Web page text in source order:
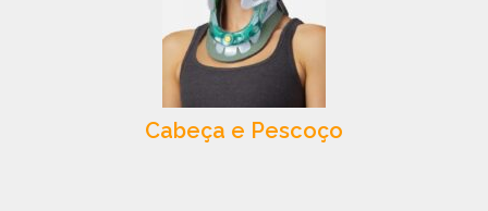
Cabeça e Pescoço